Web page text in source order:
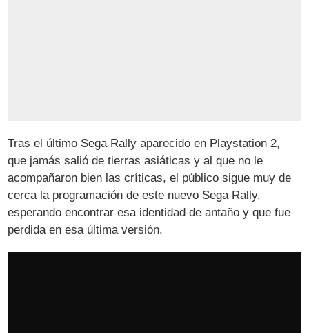
Tras el último Sega Rally aparecido en Playstation 2,
que jamás salió de tierras asiáticas y al que no le
acompañaron bien las críticas, el público sigue muy de
cerca la programación de este nuevo Sega Rally,
esperando encontrar esa identidad de antaño y que fue
perdida en esa última versión.